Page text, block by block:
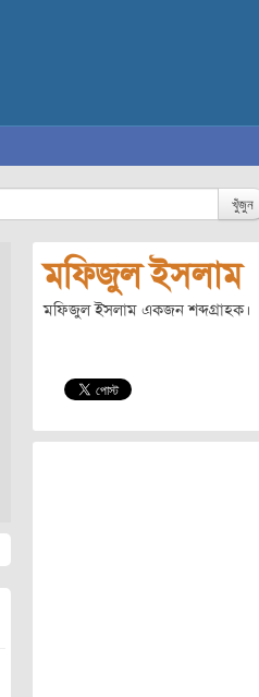
খুঁজুন
মফিজুল ইসলাম
মফিজুল ইসলাম একজন শব্দগ্রাহক।